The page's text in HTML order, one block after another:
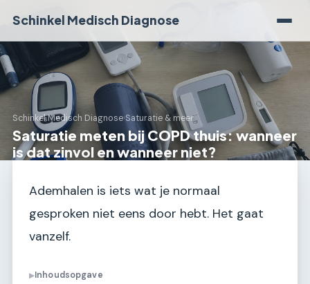
Schinkel Medisch Diagnose
Schinkel Medisch Diagnose›Saturatie & meer
Saturatie meten bij COPD thuis: wanneer
is dat zinvol en wanneer niet?
Ademhalen is iets wat je normaal
gesproken niet eens door hebt. Het gaat
vanzelf.
▶Inhoudsopgave